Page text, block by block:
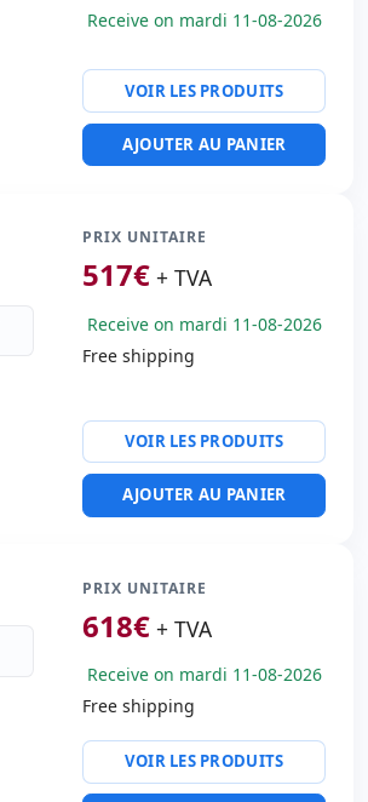
Receive on mardi 11-08-2026
VOIR LES PRODUITS
AJOUTER AU PANIER
PRIX UNITAIRE
517€ + TVA
Receive on mardi 11-08-2026
Free shipping
VOIR LES PRODUITS
AJOUTER AU PANIER
PRIX UNITAIRE
618€ + TVA
Receive on mardi 11-08-2026
Free shipping
VOIR LES PRODUITS